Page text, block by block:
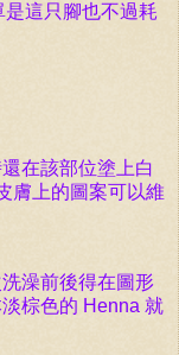
是這只腳也不過耗
在該部位塗上白
膚上的圖案可以維
澡前後得在圖形
棕色的 Henna 就